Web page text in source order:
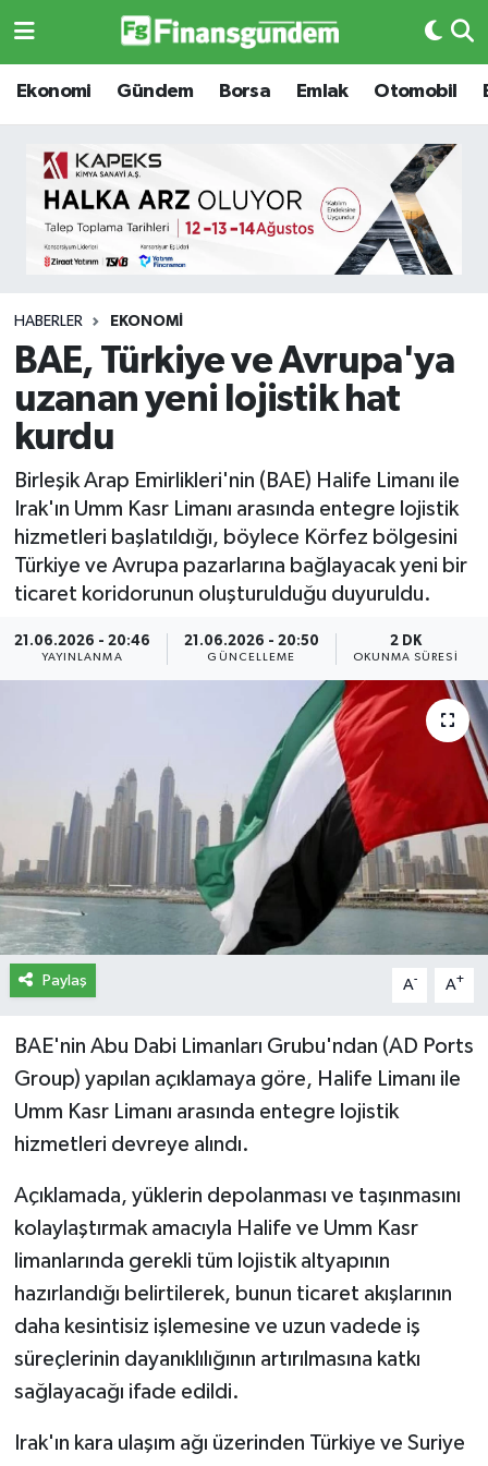
Ekonomi Gündem Borsa Emlak Otomobil
HABERLER EKONOMI
BAE, Türkiye ve Avrupa'ya
uzanan yeni lojistik hat
kurdu
Birleşik Arap Emirlikleri'nin (BAE) Halife Limanı ile
Irak'ın Umm Kasr Limanı arasında entegre lojistik
hizmetleri başlatıldığı, böylece Körfez bölgesini
Türkiye ve Avrupa pazarlarına bağlayacak yeni bir
ticaret koridorunun oluşturulduğu duyuruldu.
21.06.2026 - 20:46
YAYINLANMA
21.06.2026 - 20:50
GÜNCELLEME
2 DK
OKUNMA SÜRESI
Paylaş A- A+
BAE'nin Abu Dabi Limanları Grubu'ndan (AD Ports
Group) yapılan açıklamaya göre, Halife Limanı ile
Umm Kasr Limanı arasında entegre lojistik
hizmetleri devreye alındı.
Açıklamada, yüklerin depolanması ve taşınmasını
kolaylaştırmak amacıyla Halife ve Umm Kasr
limanlarında gerekli tüm lojistik altyapının
hazırlandığı belirtilerek, bunun ticaret akışlarının
daha kesintisiz işlemesine ve uzun vadede iş
süreçlerinin dayanıklılığının artırılmasına katkı
sağlayacağı ifade edildi.
Irak'ın kara ulaşım ağı üzerinden Türkiye ve Suriye
Ekonomi
Borsa
Emlak
Otomobil
Gizlilik Sözleşmesi
Hakkımızda
İletişim
Künye
Yasal Uyarı
Ekonomi
Borsa
Emlak
Emtia
BITCOIN
Yapay Zeka